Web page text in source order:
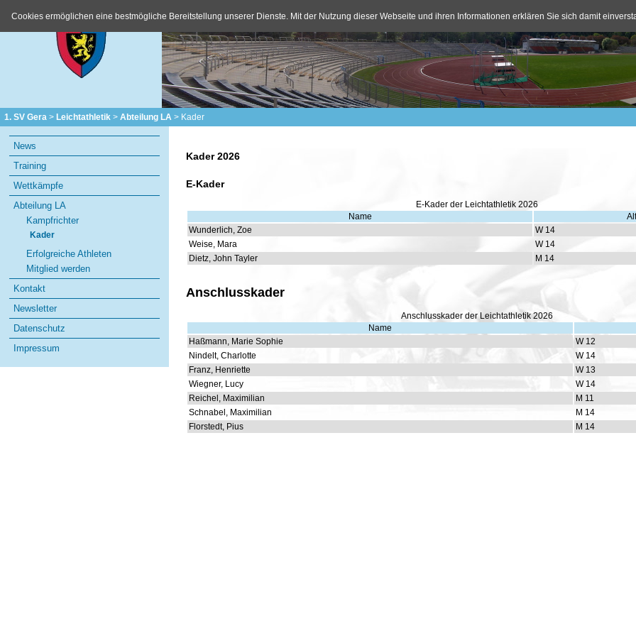
1. SV Gera Leichtathletik Abteilung LA Kader
Kader 2026
E-Kader
E-Kader der Leichtathletik 2026
Name
Wunderlich, Zoe
W 14
Weise, Mara
W 14
Dietz, John Tayler
M 14
Anschlusskader
Anschlusskader der Leichtathletik 2026
Name
Haßmann, Marie Sophie
W 12
Nindelt, Charlotte
W 14
Franz, Henriette
W 13
Wiegner, Lucy
W 14
Reichel, Maximilian
M 11
Schnabel, Maximilian
M 14
Florstedt, Pius
M 14
Navigation
überspringen
News
Training
Wettkämpfe
Abteilung LA
Kampfrichter
Kader
Erfolgreiche Athleten
Mitglied werden
Kontakt
Newsletter
Datenschutz
Impressum
Cookies ermöglichen eine bestmögliche Bereitstellung unserer Dienste. Mit der Nutzung dieser Webseite und ihren Informationen erklären Sie sich damit